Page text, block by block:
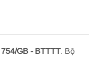
754/GB - BTTTT. Bộ